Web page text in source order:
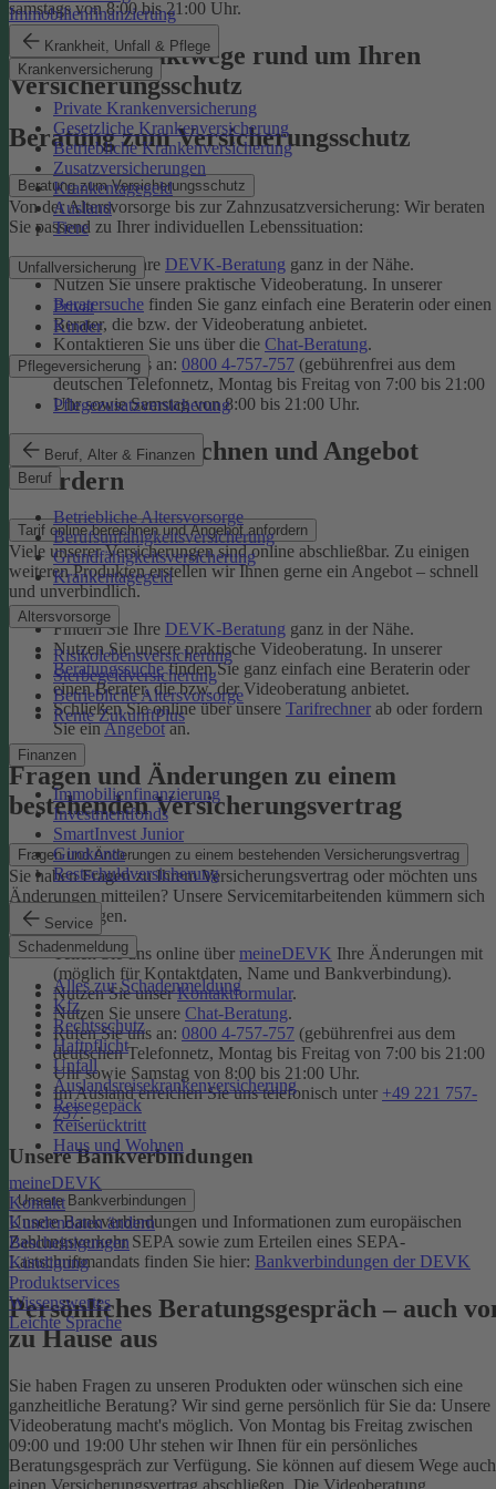
Immobilienfinanzierung
Krankheit, Unfall & Pflege
Krankenversicherung
Private Krankenversicherung
Gesetzliche Krankenversicherung
Betriebliche Krankenversicherung
Zusatzversicherungen
Krankentagegeld
Ausland
Tiere
Unfallversicherung
Privat
Kinder
Pflegeversicherung
Pflegezusatzversicherung
Beruf, Alter & Finanzen
Beruf
Betriebliche Altersvorsorge
Berufsunfähigkeitsversicherung
Grundfähigkeitsversicherung
Krankentagegeld
Altersvorsorge
Risikolebensversicherung
Sterbegeldversicherung
Betriebliche Altersvorsorge
Rente ZukunftPlus
Finanzen
Immobilienfinanzierung
Investmentfonds
SmartInvest Junior
Girokonto
Restschuldversicherung
Service
Schadenmeldung
Alles zur Schadenmeldung
Kfz
Rechtsschutz
Haftpflicht
Unfall
Auslandsreisekrankenversicherung
Reisegepäck
Reiserücktritt
Haus und Wohnen
meineDEVK
Kontakt
Kundendaten ändern
Bescheinigungen
Kündigung
Produktservices
Wissenswertes
Leichte Sprache
samstags von 8:00 bis 21:00 Uhr.
Unsere Kontaktwege rund um Ihren
Versicherungsschutz
Beratung zum Versicherungsschutz
Beratung zum Versicherungsschutz
Von der Altersvorsorge bis zur Zahnzusatzversicherung: Wir beraten
Sie passend zu Ihrer individuellen Lebenssituation:
Finden Sie Ihre DEVK-Beratung ganz in der Nähe.
Nutzen Sie unsere praktische Videoberatung. In unserer
Beratersuche finden Sie ganz einfach eine Beraterin oder einen
Berater, die bzw. der Videoberatung anbietet.
Kontaktieren Sie uns über die Chat-Beratung.
Rufen Sie uns an: 0800 4-757-757 (gebührenfrei aus dem
deutschen Telefonnetz, Montag bis Freitag von 7:00 bis 21:00
Uhr sowie Samstag von 8:00 bis 21:00 Uhr.
Tarif online berechnen und Angebot
anfordern
Tarif online berechnen und Angebot anfordern
Viele unserer Versicherungen sind online abschließbar. Zu einigen
weiteren Produkten erstellen wir Ihnen gerne ein Angebot – schnell
und unverbindlich.
Finden Sie Ihre DEVK-Beratung ganz in der Nähe.
Nutzen Sie unsere praktische Videoberatung. In unserer
Beratungssuchefinden Sie ganz einfach eine Beraterin oder
einen Berater, die bzw. der Videoberatung anbietet.
Schließen Sie online über unsere Tarifrechner ab oder fordern
Sie einAngebotan.
Fragen und Änderungen zu einem
bestehenden Versicherungsvertrag
Fragen und Änderungen zu einem bestehenden Versicherungsvertrag
Sie haben Fragen zu Ihrem Versicherungsvertrag oder möchten uns
Änderungen mitteilen? Unsere Servicemitarbeitenden kümmern sich
um Ihr Anliegen.
Teilen Sie uns online über meineDEVK Ihre Änderungen mit
(möglich für Kontaktdaten, Name und Bankverbindung).
Nutzen Sie unserKontaktformular.
Nutzen Sie unsere Chat-Beratung.
Rufen Sie uns an: 0800 4-757-757 (gebührenfrei aus dem
deutschen Telefonnetz, Montag bis Freitag von 7:00 bis 21:00
Uhr sowie Samstag von 8:00 bis 21:00 Uhr.
Im Ausland erreichen Sie uns telefonisch unter +49 221 757-
757.
Unsere Bankverbindungen
Unsere Bankverbindungen
Unsere Bankverbindungen und Informationen zum europäischen
Zahlungsverkehr SEPA sowie zum Erteilen eines SEPA-
Lastschriftmandats finden Sie hier: Bankverbindungen der DEVK
Persönliches Beratungsgespräch – auch
zu Hause aus
Sie haben Fragen zu unseren Produkten oder wünschen sich eine
ganzheitliche Beratung? Wir sind gerne persönlich für Sie da: Unsere
Videoberatung macht's möglich. Von Montag bis Freitag zwischen
09:00 und 19:00 Uhr stehen wir Ihnen für ein persönliches
Beratungsgespräch zur Verfügung. Sie können auf diesem Wege auch